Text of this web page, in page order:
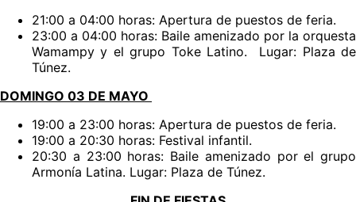
21:00 a 04:00 horas: Apertura de puestos de feria.
23:00 a 04:00 horas: Baile amenizado por la orquesta
Wamampy y el grupo Toke Latino. Lugar: Plaza de
Túnez.
DOMINGO 03 DE MAYO
19:00 a 23:00 horas: Apertura de puestos de feria.
19:00 a 20:30 horas: Festival infantil.
20:30 a 23:00 horas: Baile amenizado por el grupo
Armonía Latina. Lugar: Plaza de Túnez.